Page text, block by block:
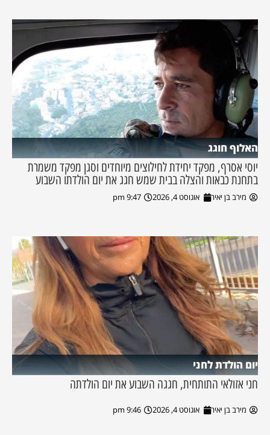
האלוף חוגג
יוסי אסרף, מפקד יחידת לחילוצים מיוחדים וסגן מפקד משמרת
בתחנת כבאות והצלה בבית שמש חגג את יום הולדתו השבוע
מירב בן יאיר אוגוסט 4, 2026 9:47 pm
יום הולדת לחני
חני אזולאי התותחית, חגגה השבוע את יום הולדתה
מירב בן יאיר אוגוסט 4, 2026 9:46 pm